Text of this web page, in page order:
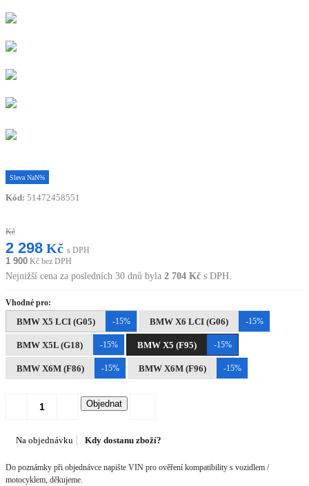
SlevaNaN%
Kód: 51472458551
Kč
2 298 Kč s DPH
1 900 Kč bez DPH
Nejnižší cena za posledních 30 dnů byla 2 704 Kč s DPH.
Vhodné pro:
BMW X5 LCI (G05) -15% BMW X6 LCI (G06) -15%
BMW X5L (G18) -15% BMW X5 (F95) -15%
BMW X6M (F86) -15% BMW X6M (F96) -15%
Objednat
Na objednávku Kdy dostanu zboží?
Do poznámky při objednávce napište VIN pro ověření kompatibility s vozidlem /
motocyklem, děkujeme.